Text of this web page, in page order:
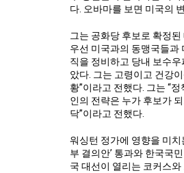
다. 오바마를 보면 미국의
그는 공화당 후보로 확정
우선 미국과의 동맹국들과
직을 정비하고 당내 보수
았다. 그는 고령이고 건강
황”이라고 전했다. 그는 “
인의 전략은 누가 후보가
닥”이라고 전했다.
워싱턴 정가에 영향을 미
부 결의안’ 통과와 한국국
국 대선이 열리는 코커스